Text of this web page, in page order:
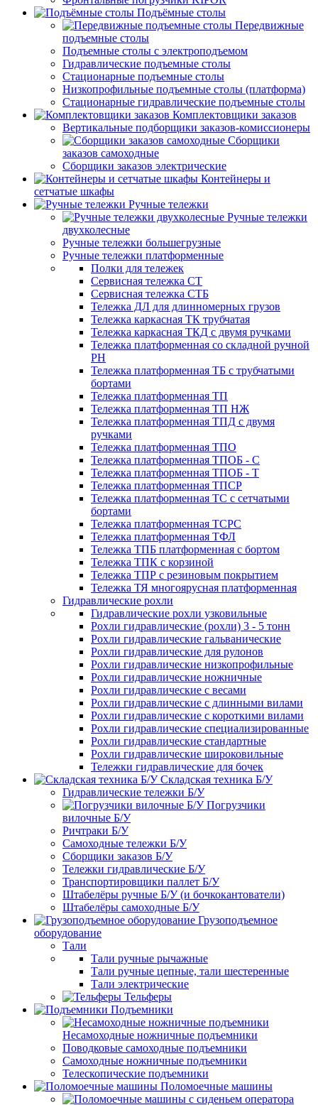
Подъёмные столы
Передвижные
подъемные столы
Подъемные столы с электроподъемом
Гидравлические подъемные столы
Стационарные подъемные столы
Низкопрофильные подъемные столы (платформа)
Стационарные гидравлические подъемные столы
Комплектовщики заказов
Вертикальные подборщики заказов-комиссионеры
Сборщики
заказов самоходные
Сборщики заказов электрические
Контейнеры и
сетчатые шкафы
Ручные тележки
Ручные тележки
двухколесные
Ручные тележки большегрузные
Ручные тележки платформенные
Полки для тележек
Сервисная тележка СТ
Сервисная тележка СТБ
Тележка ДЛ для длинномерных грузов
Тележка каркасная ТК трубчатая
Тележка каркасная ТКД с двумя ручками
Тележка платформенная со складной ручной
PH
Тележка платформенная ТБ с трубчатыми
бортами
Тележка платформенная ТП
Тележка платформенная ТП НЖ
Тележка платформенная ТПД с двумя
ручками
Тележка платформенная ТПО
Тележка платформенная ТПОБ - С
Тележка платформенная ТПОБ - Т
Тележка платформенная ТПСР
Тележка платформенная ТС с сетчатыми
бортами
Тележка платформенная ТСРС
Тележка платформенная ТФЛ
Тележка ТПБ платформенная с бортом
Тележка ТПК с корзиной
Тележка ТПР с резиновым покрытием
Тележка ТЯ многоярусная платформенная
Гидравлические рохли
Гидравлические рохли узковильные
Рохли гидравлические (рохли) 3 - 5 тонн
Рохли гидравлические гальванические
Рохли гидравлические для рулонов
Рохли гидравлические низкопрофильные
Рохли гидравлические ножничные
Рохли гидравлические с весами
Рохли гидравлические с длинными вилами
Рохли гидравлические с короткими вилами
Рохли гидравлические специализированные
Рохли гидравлические стандартные
Рохли гидравлические широковильные
Тележки гидравлические для бочек
Складская техника Б/У
Гидравлические тележки Б/У
Погрузчики
вилочные Б/У
Ричтраки Б/У
Самоходные тележки Б/У
Сборщики заказов Б/У
Тележки гидравлические Б/У
Транспортировщики паллет Б/У
Штабелёры ручные Б/У (и бочкокантователи)
Штабелёры самоходные Б/У
Грузоподъемное
оборудование
Тали
Тали ручные рычажные
Тали ручные цепные, тали шестеренные
Тали электрические
Тельферы
Подъемники
Несамоходные ножничные подъемники
Поводковые самоходные подъемники
Самоходные ножничные подъемники
Телескопические подъемники
Поломоечные машины